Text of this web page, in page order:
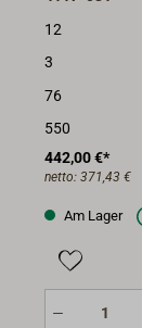
12
3
76
550
442,00 €*
netto: 371,43 €
Am Lager